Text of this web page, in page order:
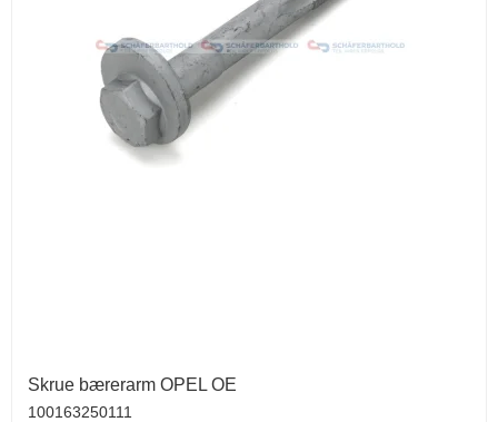
Skrue bærerarm OPEL OE
100163250111